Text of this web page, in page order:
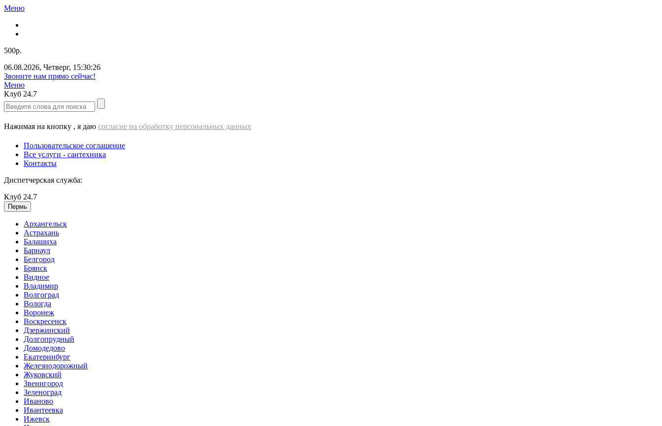
Меню
500р.
06.08.2026, Четверг, 15:30:26
Звоните нам прямо сейчас!
Меню
Клуб 24.7
Нажимая на кнопку , я даю согласие на обработку персональных данных
Пользовательское соглашение
Все услуги - cантехника
Контакты
Диспетчерская служба:
Клуб 24.7
Пермь
Архангельск
Астрахань
Балашиха
Барнаул
Белгород
Брянск
Видное
Владимир
Волгоград
Вологда
Воронеж
Воскресенск
Дзержинский
Долгопрудный
Домодедово
Екатеринбург
Железнодорожный
Жуковский
Звенигород
Зеленоград
Иваново
Ивантеевка
Ижевск